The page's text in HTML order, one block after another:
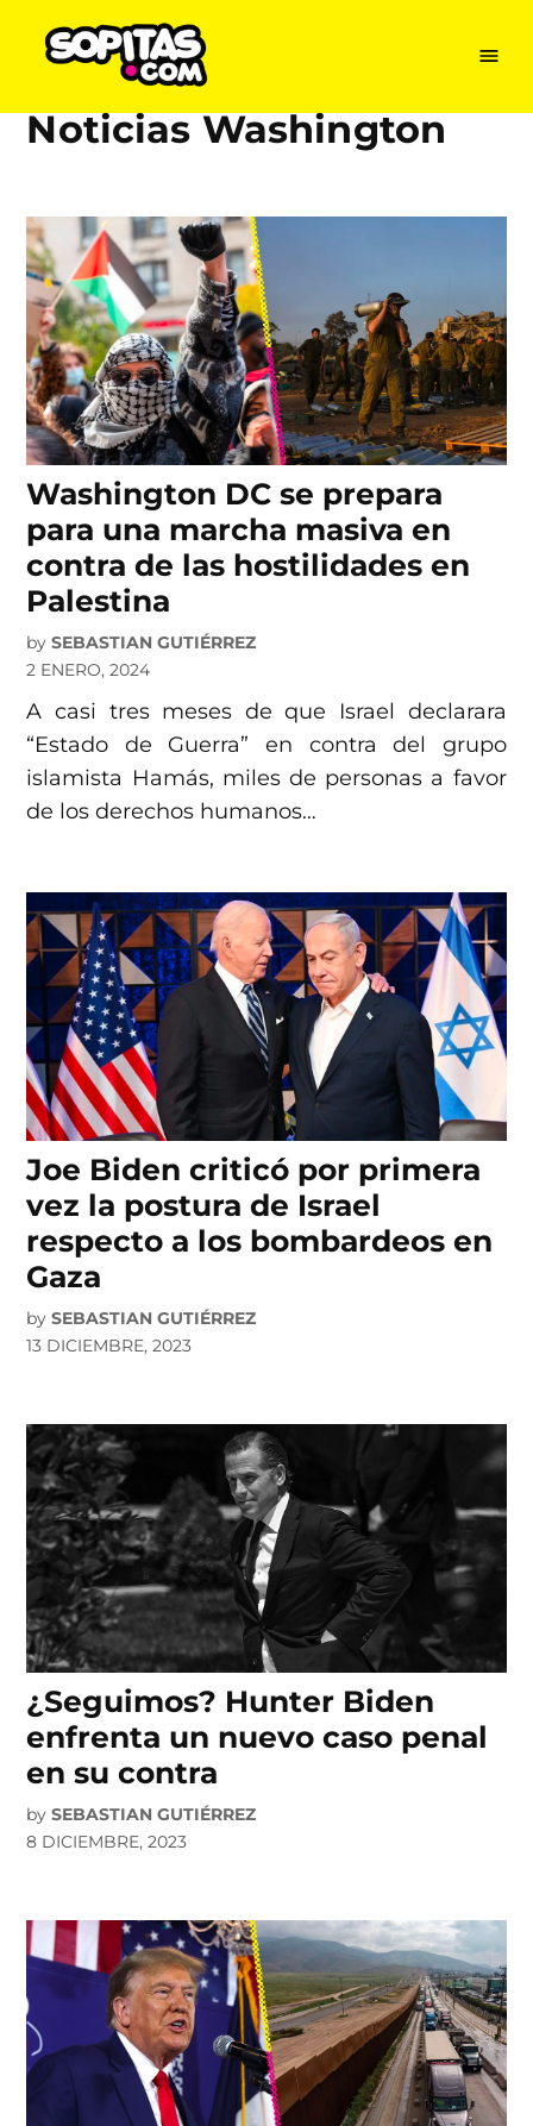
Skip
Menu
Noticias Washington
Washington DC se prepara
para una marcha masiva en
contra de las hostilidades en
Palestina
by SEBASTIAN GUTIÉRREZ
2 ENERO, 2024
A casi tres meses de que Israel declarara
“Estado de Guerra” en contra del grupo
islamista Hamás, miles de personas a favor
de los derechos humanos…
Joe Biden criticó por primera
vez la postura de Israel
respecto a los bombardeos en
Gaza
by SEBASTIAN GUTIÉRREZ
13 DICIEMBRE, 2023
¿Seguimos? Hunter Biden
enfrenta un nuevo caso penal
en su contra
by SEBASTIAN GUTIÉRREZ
8 DICIEMBRE, 2023